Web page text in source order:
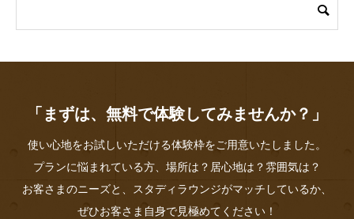
「まずは、無料で体験してみませんか？」
使い心地をお試しいただける体験枠をご用意いたしました。
プランに悩まれている方、場所は？居心地は？雰囲気は？
お客さまのニーズと、スタディラウンジがマッチしているか、
ぜひお客さま自身で見極めてください！